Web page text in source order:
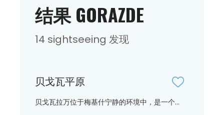
结果 GORAZDE
14 sightseeing 发现
贝戈瓦平原
贝戈瓦拉万位于梅基什宁静的环境中，是一个...